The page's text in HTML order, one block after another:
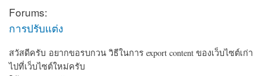
Forums:
การปรับแต่ง
สวัสดีครับ อยากขอรบกวน วิธีในการ export content ของเว็บไซต์เก่า
ไปที่เว็บไซต์ใหม่ครับ